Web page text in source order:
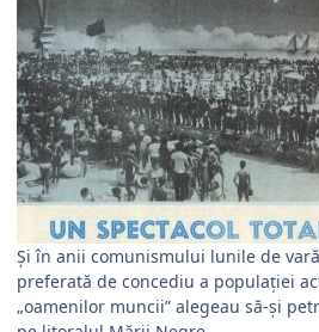
Și în anii comunismului lunile de
preferată de concediu a populației
„oamenilor muncii” alegeau să-și